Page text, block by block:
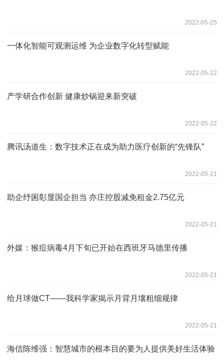
2022-05-25
一体化智能可观测运维 为企业数字化转型赋能
2022-05-22
产学研合作创新 健康炒锅迎来新突破
2022-05-22
腾讯汤道生：数字技术正在成为助力医疗创新的“先锋队”
2022-05-21
助企纾困彰显国企担当 亦庄控股减免租金2.75亿元
2022-05-21
外媒：猴痘病毒4月下旬已开始在西班牙马德里传播
2022-05-21
给月球做CT——我科学家揭示月背月壤粗细规律
2022-05-21
海信陈维强：智慧城市的根本目的要为人提供美好生活体验